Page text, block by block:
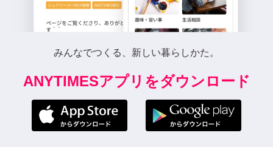
みんなでつくる、新しい暮らしかた。
ANYTIMESアプリをダウンロード